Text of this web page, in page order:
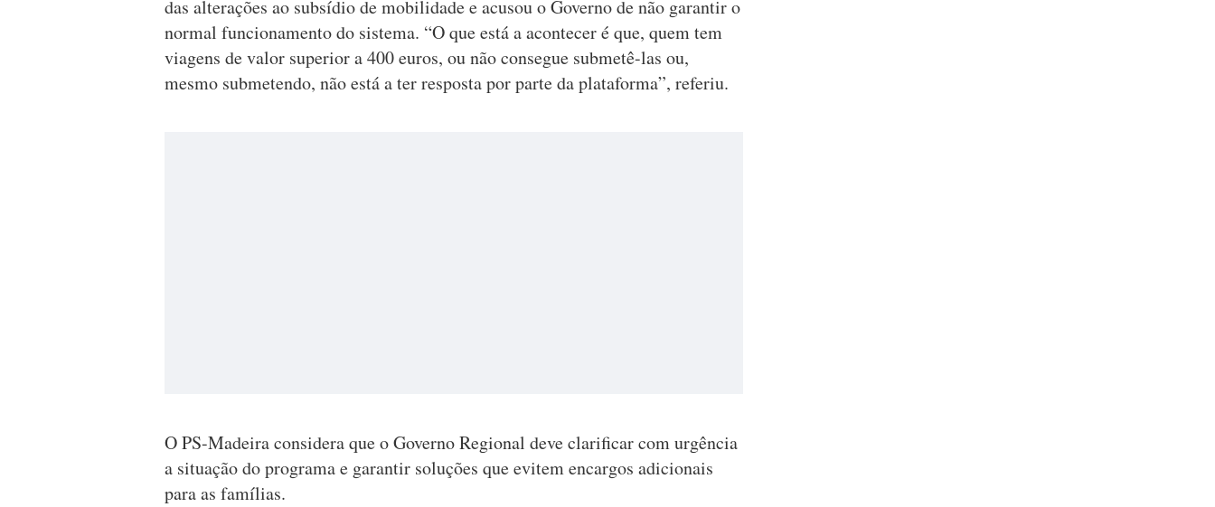
das alterações ao subsídio de mobilidade e acusou o Governo de não garantir o
normal funcionamento do sistema. “O que está a acontecer é que, quem tem
viagens de valor superior a 400 euros, ou não consegue submetê-las ou,
mesmo submetendo, não está a ter resposta por parte da plataforma”, referiu.
O PS-Madeira considera que o Governo Regional deve clarificar com urgência
a situação do programa e garantir soluções que evitem encargos adicionais
para as famílias.